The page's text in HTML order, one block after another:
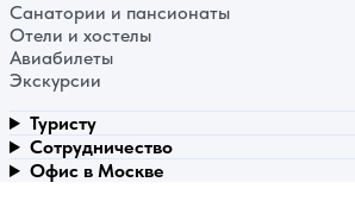
Санатории и пансионаты
Отели и хостелы
Авиабилеты
Экскурсии
Туристу
Сотрудничество
Офис в Москве